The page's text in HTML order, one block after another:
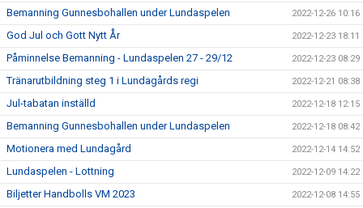
Bemanning Gunnesbohallen under Lundaspelen 2022-12-26 10:16
God Jul och Gott Nytt År 2022-12-23 18:11
Påminnelse Bemanning - Lundaspelen 27 - 29/12 2022-12-23 08:29
Tränarutbildning steg 1 i Lundagårds regi 2022-12-21 08:38
Jul-tabatan inställd 2022-12-18 12:15
Bemanning Gunnesbohallen under Lundaspelen 2022-12-18 08:42
Motionera med Lundagård 2022-12-14 14:52
Lundaspelen - Lottning 2022-12-09 14:22
Biljetter Handbolls VM 2023 2022-12-08 14:55